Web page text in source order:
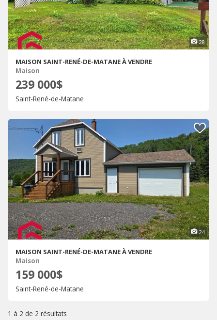
28
MAISON SAINT-RENÉ-DE-MATANE À VENDRE
Maison
239 000$
Saint-René-de-Matane
24
MAISON SAINT-RENÉ-DE-MATANE À VENDRE
Maison
159 000$
Saint-René-de-Matane
1 à 2 de 2 résultats